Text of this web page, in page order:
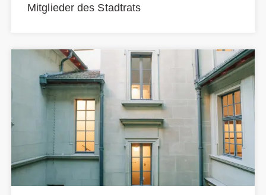
Mitglieder des Stadtrats